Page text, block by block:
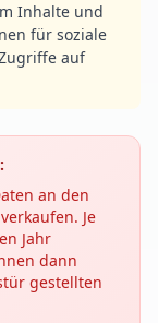
Inhalte und
für soziale
auf
an den
Je
Jahr
dann
gestellten